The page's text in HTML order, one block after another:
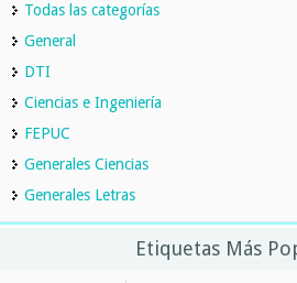
Todas las categorías
General
DTI
Ciencias e Ingeniería
FEPUC
Generales Ciencias
Generales Letras
Etiquetas Más